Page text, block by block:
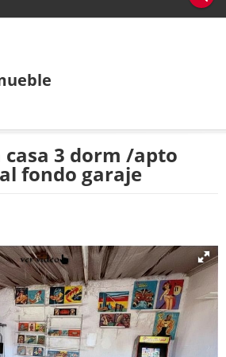
3 dorm /apto
fondo garaje